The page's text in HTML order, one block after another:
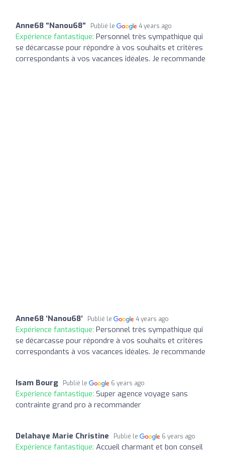
Anne68 “Nanou68” Publié le 4 years ago
Expérience fantastique: Personnel très sympathique qui
se décarcasse pour répondre à vos souhaits et critères
correspondants à vos vacances idéales. Je recommande
Anne68 ‘Nanou68’ Publié le 4 years ago
Expérience fantastique: Personnel très sympathique qui
se décarcasse pour répondre à vos souhaits et critères
correspondants à vos vacances idéales. Je recommande
Isam Bourg Publié le 6 years ago
Expérience fantastique: Super agence voyage sans
contrainte grand pro à recommander
Delahaye Marie Christine Publié le 6 years ago
Expérience fantastique: Accueil charmant et bon conseil